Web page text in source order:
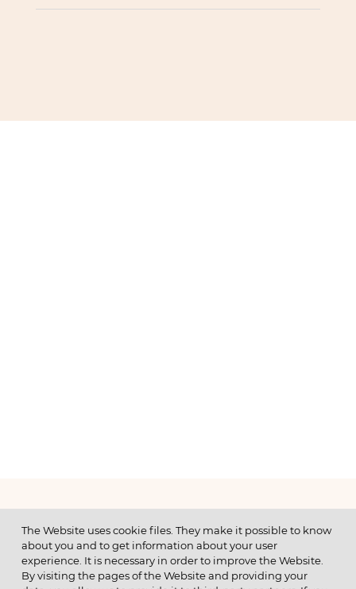
МЕНЮ
The Website uses cookie files. They make it possible to know
about you and to get information about your user
experience. It is necessary in order to improve the Website.
By visiting the pages of the Website and providing your